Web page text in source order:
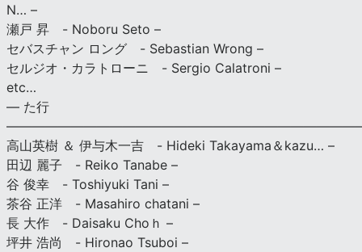
N… –
瀬戸 昇 - Noboru Seto –
セバスチャン ロング - Sebastian Wrong –
セルジオ・カラトローニ - Sergio Calatroni –
etc…
— た行
高山英樹 ＆ 伊与木一吉 - Hideki Takayama＆kazu… –
田辺 麗子 - Reiko Tanabe –
谷 俊幸 - Toshiyuki Tani –
茶谷 正洋 - Masahiro chatani –
長 大作 - Daisaku Choｈ –
坪井 浩尚 - Hironao Tsuboi –